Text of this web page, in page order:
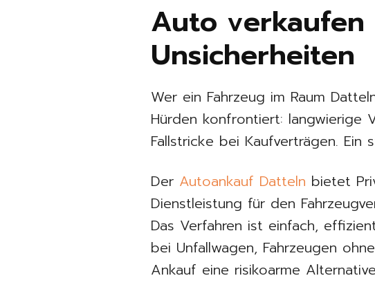
Auto
Unsicherheiten
Wer ein Fahrzeug im Raum
Hürden konfrontiert: langwierige
Fallstricke bei Kaufverträgen.
Der Autoankauf Datteln bietet
Dienstleistung für den
Das Verfahren ist einfach,
bei Unfallwagen, Fahrzeugen
Ankauf eine risikoarme